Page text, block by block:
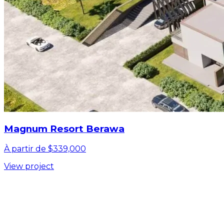
Magnum Resort Berawa
À partir de $339,000
View project